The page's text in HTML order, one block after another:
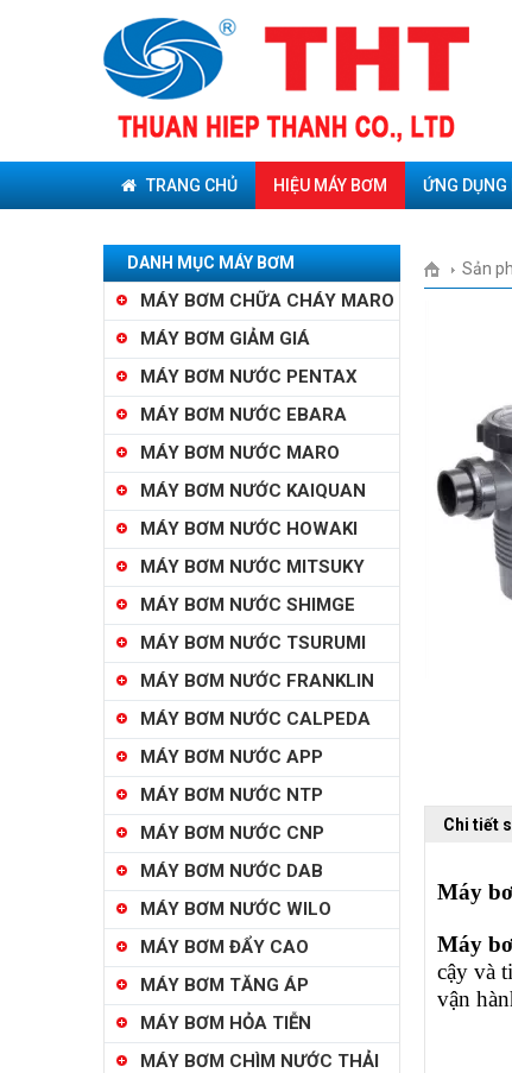
TRANG CHỦ HIỆU MÁY BƠM ỨNG DỤNG
DANH MỤC MÁY BƠM
MÁY BƠM CHỮA CHÁY MARO
MÁY BƠM GIẢM GIÁ
MÁY BƠM NƯỚC PENTAX
MÁY BƠM NƯỚC EBARA
MÁY BƠM NƯỚC MARO
MÁY BƠM NƯỚC KAIQUAN
MÁY BƠM NƯỚC HOWAKI
MÁY BƠM NƯỚC MITSUKY
MÁY BƠM NƯỚC SHIMGE
MÁY BƠM NƯỚC TSURUMI
MÁY BƠM NƯỚC FRANKLIN
MÁY BƠM NƯỚC CALPEDA
MÁY BƠM NƯỚC APP
MÁY BƠM NƯỚC NTP
MÁY BƠM NƯỚC CNP
MÁY BƠM NƯỚC DAB
MÁY BƠM NƯỚC WILO
MÁY BƠM ĐẨY CAO
MÁY BƠM TĂNG ÁP
MÁY BƠM HỎA TIỄN
MÁY BƠM CHÌM NƯỚC THẢI
Sản
Chi tiết
Máy
Máy
cậy và
vận